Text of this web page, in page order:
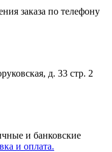
заказа по телефону
д. 33 стр. 2
и банковские
и оплата.